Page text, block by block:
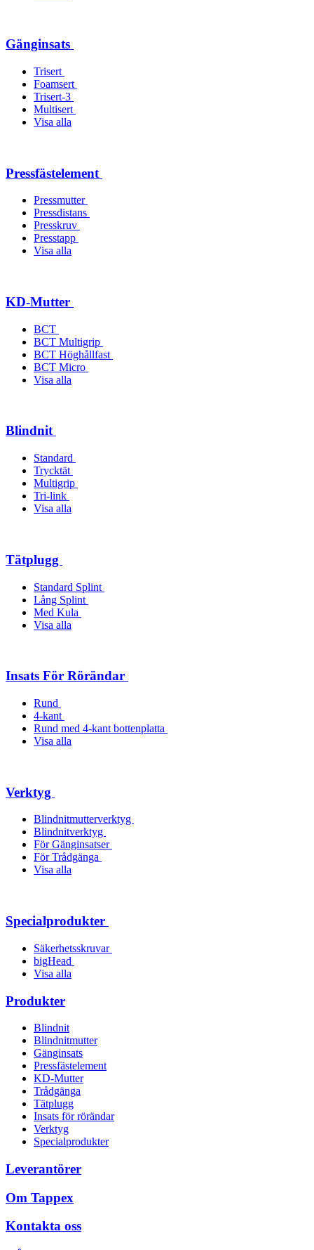
Gänginsats
Trisert
Foamsert
Trisert-3
Multisert
Visa alla
Pressfästelement
Pressmutter
Pressdistans
Presskruv
Presstapp
Visa alla
KD-Mutter
BCT
BCT Multigrip
BCT Höghållfast
BCT Micro
Visa alla
Blindnit
Standard
Trycktät
Multigrip
Tri-link
Visa alla
Tätplugg
Standard Splint
Lång Splint
Med Kula
Visa alla
Insats För Rörändar
Rund
4-kant
Rund med 4-kant bottenplatta
Visa alla
Verktyg
Blindnitmutterverktyg
Blindnitverktyg
För Gänginsatser
För Trådgänga
Visa alla
Specialprodukter
Säkerhetsskruvar
bigHead
Visa alla
Produkter
Blindnit
Blindnitmutter
Gänginsats
Pressfästelement
KD-Mutter
Trådgänga
Tätplugg
Insats för rörändar
Verktyg
Specialprodukter
Leverantörer
Om Tappex
Kontakta oss